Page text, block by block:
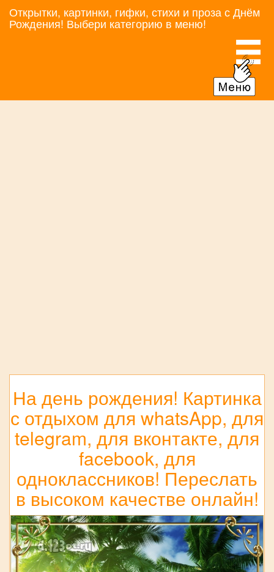
Открытки, картинки, гифки, стихи и проза с Днём
Рождения! Выбери категорию в меню!
На день рождения! Картинка
с отдыхом для whatsApp, для
telegram, для вконтакте, для
facebook, для
одноклассников! Переслать
в высоком качестве онлайн!